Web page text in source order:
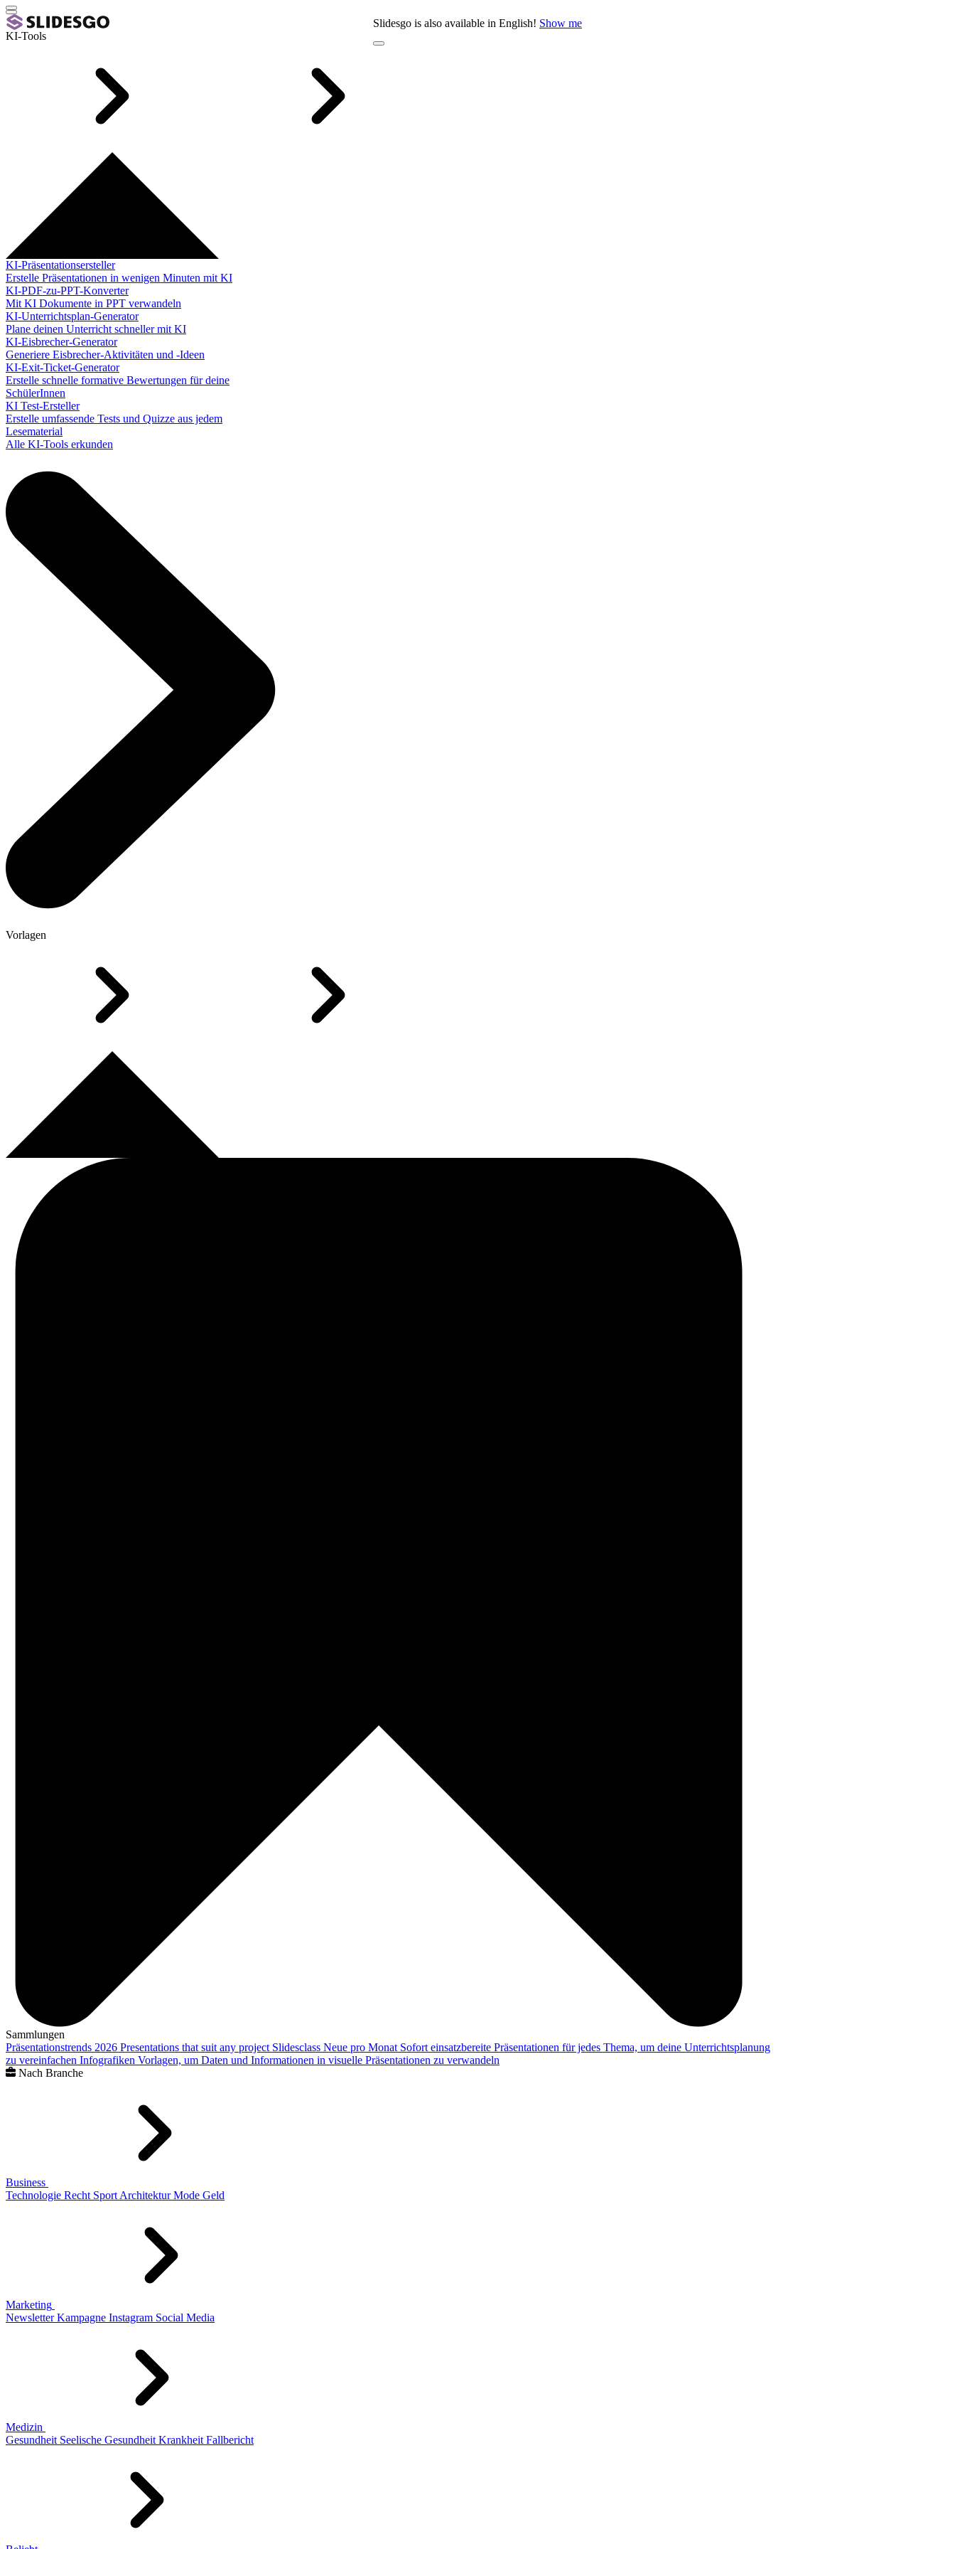
Slidesgo is also available in English! Show me
KI-Tools
KI-Präsentationsersteller
Erstelle Präsentationen in wenigen Minuten mit KI
KI-PDF-zu-PPT-Konverter
Mit KI Dokumente in PPT verwandeln
KI-Unterrichtsplan-Generator
Plane deinen Unterricht schneller mit KI
KI-Eisbrecher-Generator
Generiere Eisbrecher-Aktivitäten und -Ideen
KI-Exit-Ticket-Generator
Erstelle schnelle formative Bewertungen für deine
SchülerInnen
KI Test-Ersteller
Erstelle umfassende Tests und Quizze aus jedem
Lesematerial
Alle KI-Tools erkunden
Vorlagen
Sammlungen
Präsentationstrends 2026 Presentations that suit any project Slidesclass Neue pro Monat Sofort einsatzbereite Präsentationen für jedes Thema, um deine Unterrichtsplanung
zu vereinfachen Infografiken Vorlagen, um Daten und Informationen in visuelle Präsentationen zu verwandeln
Nach Branche
Business
Technologie Recht Sport Architektur Mode Geld
Marketing
Newsletter Kampagne Instagram Social Media
Medizin
Gesundheit Seelische Gesundheit Krankheit Fallbericht